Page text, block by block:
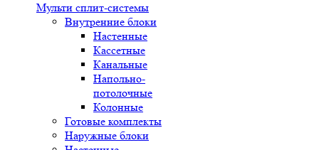
Мульти сплит-системы
Внутренние блоки
Настенные
Кассетные
Канальные
Напольно-
потолочные
Колонные
Готовые комплекты
Наружные блоки